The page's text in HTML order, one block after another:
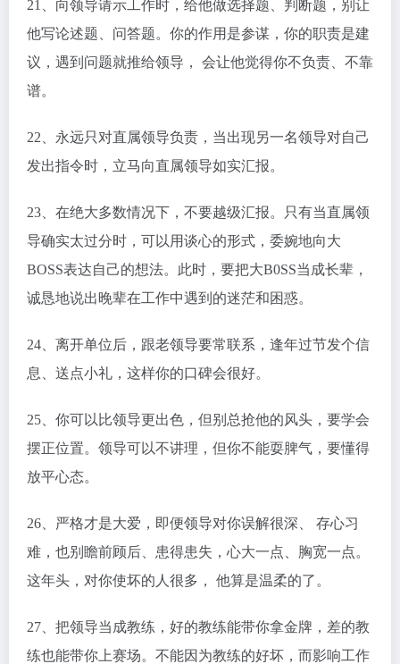
21、向领导请示工作时，给他做选择题、判断题，别让
他写论述题、问答题。你的作用是参谋，你的职责是建
议，遇到问题就推给领导， 会让他觉得你不负责、不靠
谱。
22、永远只对直属领导负责，当出现另一名领导对自己
发出指令时，立马向直属领导如实汇报。
23、在绝大多数情况下，不要越级汇报。只有当直属领
导确实太过分时，可以用谈心的形式，委婉地向大
BOSS表达自己的想法。此时，要把大B0SS当成长辈，
诚恳地说出晚辈在工作中遇到的迷茫和困惑。
24、离开单位后，跟老领导要常联系，逢年过节发个信
息、送点小礼，这样你的口碑会很好。
25、你可以比领导更出色，但别总抢他的风头，要学会
摆正位置。领导可以不讲理，但你不能耍脾气，要懂得
放平心态。
26、严格才是大爱，即便领导对你误解很深、 存心习
难，也别瞻前顾后、患得患失，心大一点、胸宽一点。
这年头，对你使坏的人很多， 他算是温柔的了。
27、把领导当成教练，好的教练能带你拿金牌，差的教
练也能带你上赛场。不能因为教练的好坏，而影响工作